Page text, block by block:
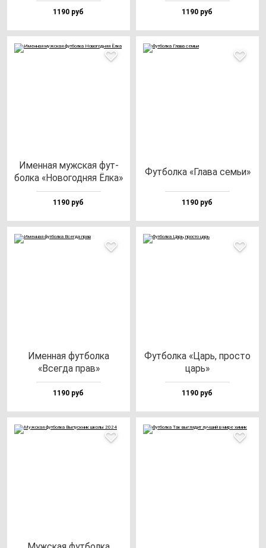
1190 руб 1190 руб
Имен­ная муж­ская фут­
бол­ка «Ново­год­няя Ёлка»
1190 руб
Фут­бол­ка «Гла­ва семьи»
1190 руб
Имен­ная фут­бол­ка
«Всег­да прав»
1190 руб
Фут­бол­ка «Царь, прос­то
царь»
1190 руб